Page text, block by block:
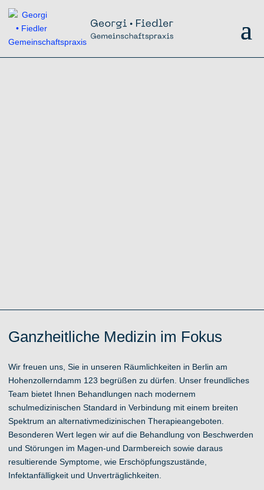
Ganzheitliche Medizin im Fokus
Wir freuen uns, Sie in unseren Räumlichkeiten in Berlin am
Hohenzollerndamm 123 begrüßen zu dürfen. Unser freundliches
Team bietet Ihnen Behandlungen nach modernem
schulmedizinischen Standard in Verbindung mit einem breiten
Spektrum an alternativmedizinischen Therapieangeboten.
Besonderen Wert legen wir auf die Behandlung von Beschwerden
und Störungen im Magen-und Darmbereich sowie daraus
resultierende Symptome, wie Erschöpfungszustände,
Infektanfälligkeit und Unverträglichkeiten.